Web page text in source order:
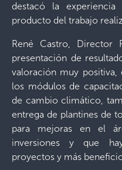
destacó la
producto del trabajo
René Castro, Director
presentación de
valoración muy positiva,
los módulos de
de cambio climático,
entrega de plantines de
para mejoras en el
inversiones y que
proyectos y más